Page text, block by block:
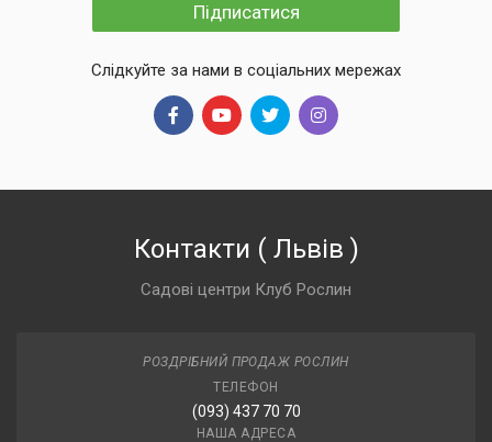
Підписатися
Слідкуйте за нами в соціальних мережах
Контакти ( Львів )
Садові центри Клуб Рослин
РОЗДРІБНИЙ ПРОДАЖ РОСЛИН
ТЕЛЕФОН
(093) 437 70 70
НАША АДРЕСА